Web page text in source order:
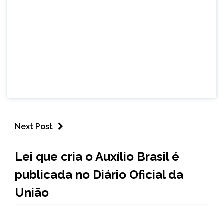
Next Post
NOTÍCIAS
Lei que cria o Auxílio Brasil é
publicada no Diário Oficial da
União